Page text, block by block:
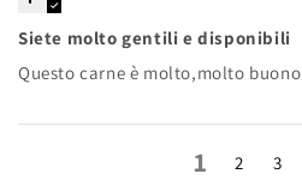
Siete molto gentili e disponibili
Questo carne è molto,molto buono
1 2 3